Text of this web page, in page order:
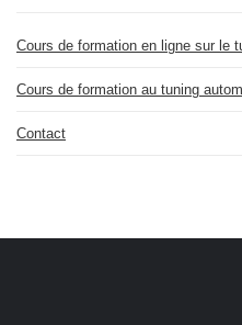
Cours de formation en ligne sur le
Cours de formation au tuning
Contact